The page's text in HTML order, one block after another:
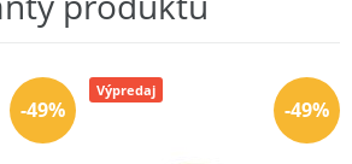
-49% -49%
Výpredaj